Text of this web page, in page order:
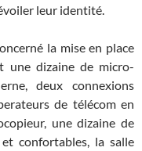
leur identité.
la mise en place
une dizaine de micro-
deux connexions
de télécom en
une dizaine de
confortables, la salle